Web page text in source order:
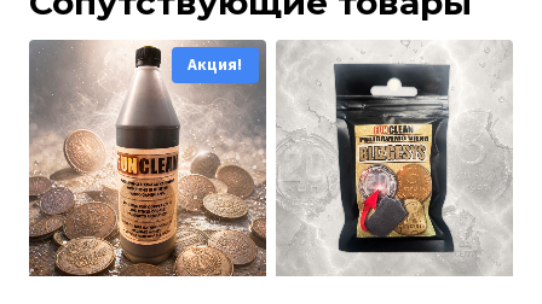
Акция!